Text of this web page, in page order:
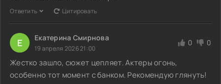
Ответить Цитировать
Е Екатерина Смирнова
19 апреля 2026 21:00
0 0
Жестко зашло, сюжет цепляет. Актеры огонь,
особенно тот момент с банком. Рекомендую глянуть!